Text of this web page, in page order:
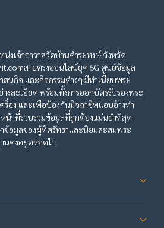
น่งเจ้าอาวาสวัดบ้านคำระหงษ์ จังหวัด
สายตรงออนไลน์ยุค 5G ศูนย์ข้อมูล
นกิจ และกิจกรรมต่างๆ มีทำเนียบพระ
างละเอียด พร้อมทั้งการออกบัตรรับรองพระ
รื่อง และเพื่อป้องกันมิจฉาชีพแอบอ้างทำ
น้าที่รวบรวมข้อมูลที่ถูกต้องแม่นยำที่สุด
ข้อมูลของผู้ที่ศรัทธาและนิยมสะสมพระ
านคงอยู่ตลอดไป